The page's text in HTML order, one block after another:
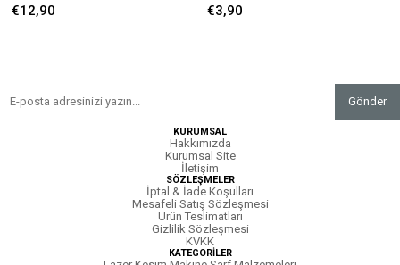
€12,90 €3,90
Gönder
KURUMSAL
Hakkımızda
Kurumsal Site
İletişim
SÖZLEŞMELER
İptal & İade Koşulları
Mesafeli Satış Sözleşmesi
Ürün Teslimatları
Gizlilik Sözleşmesi
KVKK
KATEGORİLER